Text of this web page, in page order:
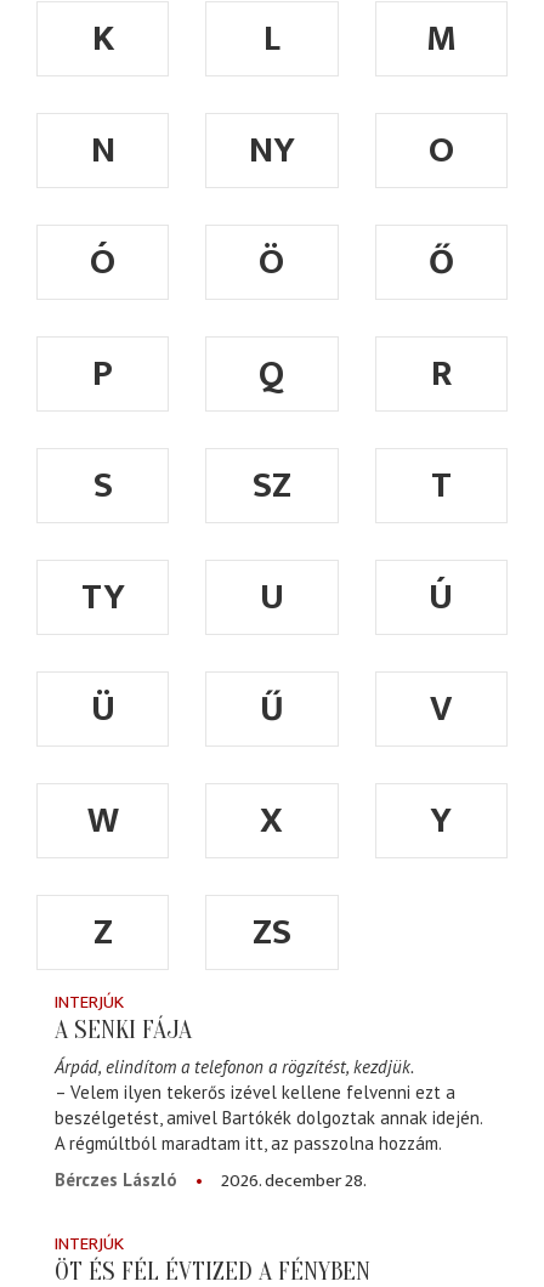
K L
M
N
NY
O
Ó
Ö
Ő
P
Q
R
S
SZ
T
TY
U
Ú
Ü
Ű
V
W
X
Y
Z
ZS
INTERJÚK
A SENKI FÁJA
Árpád, elindítom a telefonon a rögzítést, kezdjük.
– Velem ilyen tekerős izével kellene felvenni ezt a
beszélgetést, amivel Bartókék dolgoztak annak idején.
A régmúltból maradtam itt, az passzolna hozzám.
Bérczes László
2026. december 28.
INTERJÚK
ÖT ÉS FÉL ÉVTIZED A FÉNYBEN